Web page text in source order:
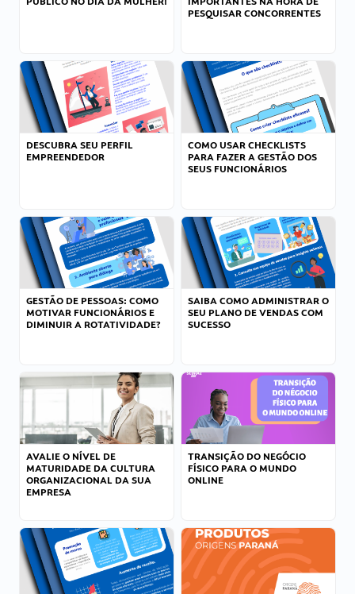
PESQUISAR CONCORRENTES
DESCUBRA SEU PERFIL
EMPREENDEDOR
COMO USAR CHECKLISTS
PARA FAZER A GESTÃO DOS
SEUS FUNCIONÁRIOS
GESTÃO DE PESSOAS: COMO
MOTIVAR FUNCIONÁRIOS E
DIMINUIR A ROTATIVIDADE?
SAIBA COMO ADMINISTRAR O
SEU PLANO DE VENDAS COM
SUCESSO
AVALIE O NÍVEL DE
MATURIDADE DA CULTURA
ORGANIZACIONAL DA SUA
EMPRESA
TRANSIÇÃO DO NEGÓCIO
FÍSICO PARA O MUNDO
ONLINE